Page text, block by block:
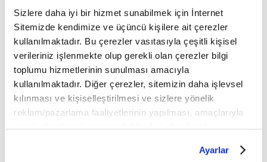
Sizlere daha iyi bir hizmet sunabilmek için İnternet
Sitemizde kendimize ve üçüncü kişilere ait çerezler
kullanılmaktadır. Bu çerezler vasıtasıyla çeşitli kişisel
verileriniz işlenmekte olup gerekli olan çerezler bilgi
toplumu hizmetlerinin sunulması amacıyla
kullanılmaktadır. Diğer çerezler, sitemizin daha işlevsel
kılınması ve kişiselleştirilmesi ve sizlere yönelik
reklam/pazarlama faaliyetlerinin yapılması, amaçlarıyla
sınırlı olarak açık rızanız dahilinde kullanılacaktır.
belirleyebilirsiniz. Çerezlere ilişkin detaylı bilgi için
Ayarlar
Bir iş var